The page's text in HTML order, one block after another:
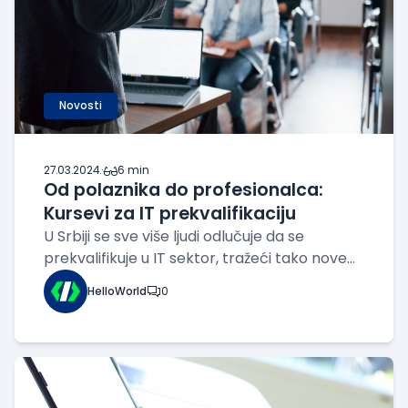
Novosti
27.03.2024.· 6 min
Od polaznika do profesionalca:
Kursevi za IT prekvalifikaciju
U Srbiji se sve više ljudi odlučuje da se
prekvalifikuje u IT sektor, tražeći tako nove
prilike za profesionalni razvoj i bolje
zaposlenje. Obrazovne institucije i drugi
programe obuke, od programiranja do
testiranja so
HelloWorld 0